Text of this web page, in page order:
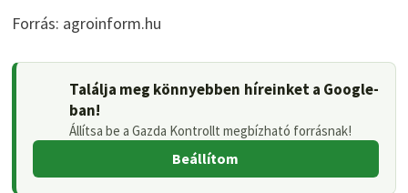
Forrás: agroinform.hu
Találja meg könnyebben híreinket a Google-
ban!
Állítsa be a Gazda Kontrollt megbízható forrásnak!
Beállítom